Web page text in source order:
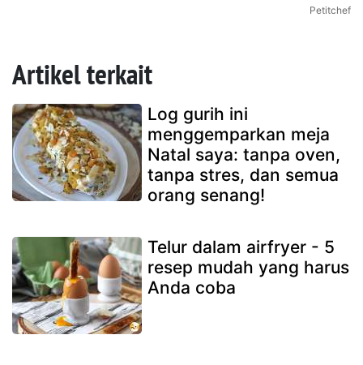
Petitchef
Artikel terkait
Log gurih ini
menggemparkan meja
Natal saya: tanpa oven,
tanpa stres, dan semua
orang senang!
Telur dalam airfryer - 5
resep mudah yang harus
Anda coba